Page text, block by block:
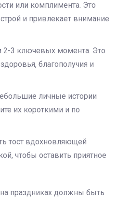
или комплимента. Это
и привлекает внимание
2-3 ключевых момента. Это
благополучия и
личные истории
их короткими и по
тост вдохновляющей
чтобы оставить приятное
на праздниках должны быть